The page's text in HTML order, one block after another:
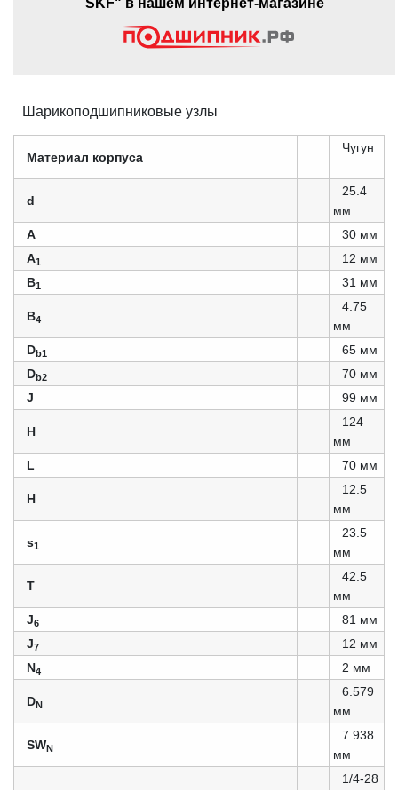
SKF" в нашем интернет-магазине
Шарикоподшипниковые узлы
Материал корпуса
Чугун
d
25.4
мм
A
30 мм
A1
12 мм
B1 31 мм
B4
4.75
мм
Db1
65 мм
Db2
70 мм
J
99 мм
H
124
мм
L
70 мм
Н
12.5
мм
s1
23.5
мм
T
42.5
мм
J6
81 мм
J7
12 мм
N4 2 мм
DN
6.579
мм
SWN
7.938
мм
1/4-28